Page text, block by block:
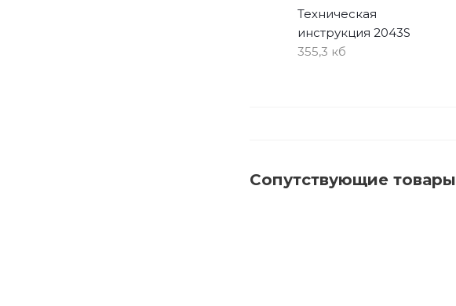
Техническая
инструкция 2043S
355,3 кб
Сопутствующие товары